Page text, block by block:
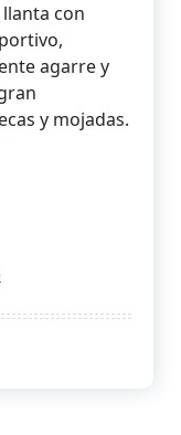
llanta con
agarre y
y mojadas.